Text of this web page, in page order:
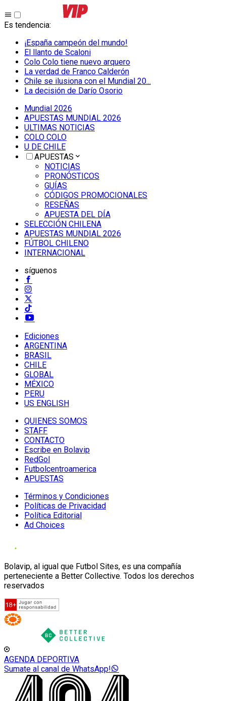
Es tendencia:
¡España campeón del mundo!
El llanto de Scaloni
Colo Colo tiene nuevo arquero
La verdad de Franco Calderón
Chile se ilusiona con el Mundial 20...
La decisión de Darío Osorio
Mundial 2026
APUESTAS MUNDIAL 2026
ULTIMAS NOTICIAS
COLO COLO
U DE CHILE
APUESTAS
NOTICIAS
PRONÓSTICOS
GUÍAS
CÓDIGOS PROMOCIONALES
RESEÑAS
APUESTA DEL DÍA
SELECCIÓN CHILENA
APUESTAS MUNDIAL 2026
FÚTBOL CHILENO
INTERNACIONAL
síguenos
Ediciones
ARGENTINA
BRASIL
CHILE
GLOBAL
MÉXICO
PERU
US ENGLISH
QUIENES SOMOS
STAFF
CONTACTO
Escribe en Bolavip
RedGol
Futbolcentroamerica
APUESTAS
Términos y Condiciones
Políticas de Privacidad
Política Editorial
Ad Choices
Bolavip, al igual que Futbol Sites, es una compañía
perteneciente a Better Collective. Todos los derechos
reservados
AGENDA DEPORTIVA
Sumate al canal de WhatsApp!